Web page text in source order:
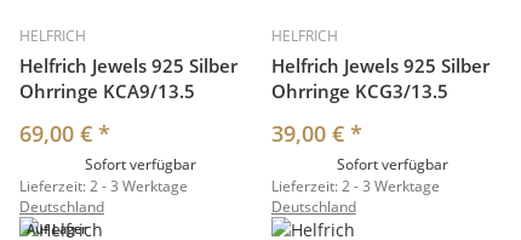
HELFRICH
Helfrich Jewels 925 Silber
Ohrringe KCA9/13.5
69,00 € *
Sofort verfügbar
Lieferzeit:2 - 3 Werktage
Deutschland
HELFRICH
Helfrich Jewels 925 Silber
Ohrringe KCG3/13.5
39,00 € *
Sofort verfügbar
Lieferzeit:2 - 3 Werktage
Deutschland
Auf Lager